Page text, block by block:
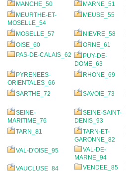
MANCHE_50
MARNE_51
MEURTHE-ET-
MOSELLE_54
MEUSE_55
MOSELLE_57 NIEVRE_58
OISE_60
ORNE_61
PAS-DE-CALAIS_62
PUY-DE-
DOME_63
PYRENEES-
ORIENTALES_66
RHONE_69
SARTHE_72
SAVOIE_73
SEINE-
MARITIME_76
SEINE-SAINT-
DENIS_93
TARN_81
TARN-ET-
GARONNE_82
VAL-D'OISE_95
VAL-DE-
MARNE_94
VAUCLUSE_84 VENDEE_85